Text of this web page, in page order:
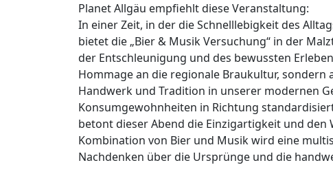
Planet Allgäu empfiehlt diese Veranstaltung:
In einer Zeit, in der die Schnelllebigkeit des
bietet die „Bier & Musik Versuchung“ in der
der Entschleunigung und des bewussten
Hommage an die regionale Braukultur, sondern
Handwerk und Tradition in unserer modernen
Konsumgewohnheiten in Richtung
betont dieser Abend die Einzigartigkeit und
Kombination von Bier und Musik wird eine
Nachdenken über die Ursprünge und die